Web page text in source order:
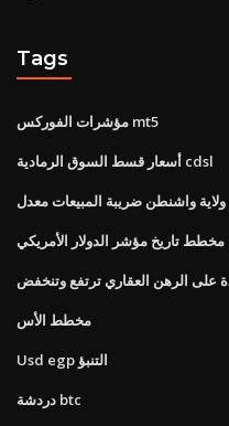
Tags
مؤشرات الفوركس mt5
أسعار قسط السوق الرمادية cdsl
مخطط تاريخ مؤشر الدولار الأمريكي
على الرهن العقاري ترتفع وتنخفض
مخطط الأس
Usd egp التنبؤ
دردشة btc